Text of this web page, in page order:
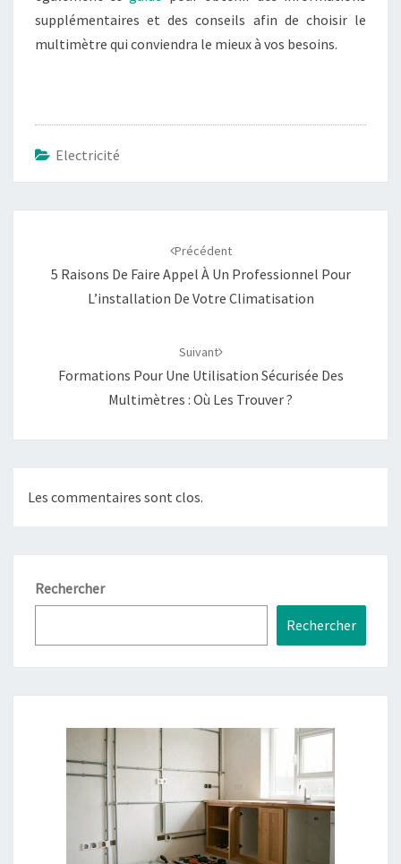
supplémentaires et des conseils afin de choisir le
multimètre qui conviendra le mieux à vos besoins.
Electricité
Précédent
5 Raisons De Faire Appel À Un Professionnel Pour
L’installation De Votre Climatisation
Suivant
Formations Pour Une Utilisation Sécurisée Des
Multimètres : Où Les Trouver ?
Les commentaires sont clos.
Rechercher
Rechercher